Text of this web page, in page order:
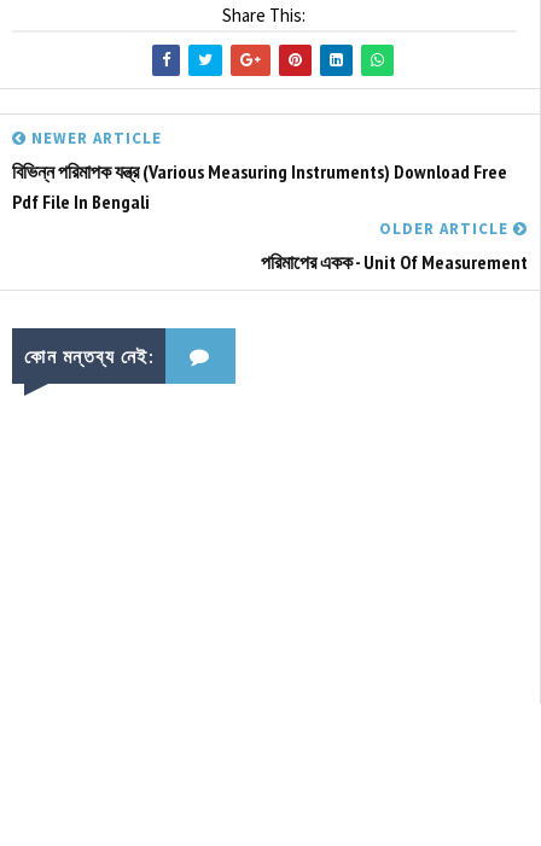
Share This:
NEWER ARTICLE
বিভিন্ন পরিমাপক যন্ত্র (Various Measuring Instruments) Download Free
Pdf File In Bengali
OLDER ARTICLE
পরিমাপের একক - Unit Of Measurement
কোন মন্তব্য নেই: